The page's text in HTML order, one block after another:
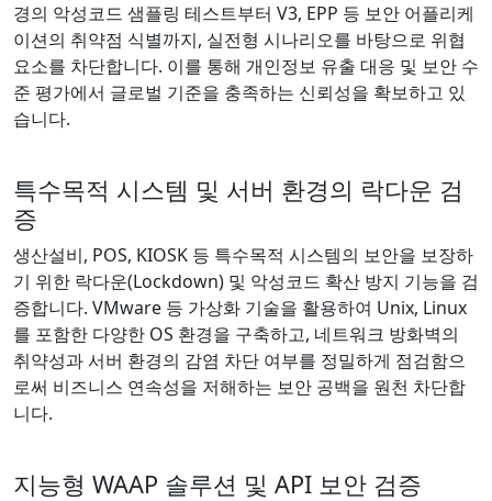
경의 악성코드 샘플링 테스트부터 V3, EPP 등 보안 어플리케
이션의 취약점 식별까지, 실전형 시나리오를 바탕으로 위협
요소를 차단합니다. 이를 통해 개인정보 유출 대응 및 보안 수
준 평가에서 글로벌 기준을 충족하는 신뢰성을 확보하고 있
습니다.
특수목적 시스템 및 서버 환경의 락다운 검
증
생산설비, POS, KIOSK 등 특수목적 시스템의 보안을 보장하
기 위한 락다운(Lockdown) 및 악성코드 확산 방지 기능을 검
증합니다. VMware 등 가상화 기술을 활용하여 Unix, Linux
를 포함한 다양한 OS 환경을 구축하고, 네트워크 방화벽의
취약성과 서버 환경의 감염 차단 여부를 정밀하게 점검함으
로써 비즈니스 연속성을 저해하는 보안 공백을 원천 차단합
니다.
지능형 WAAP 솔루션 및 API 보안 검증